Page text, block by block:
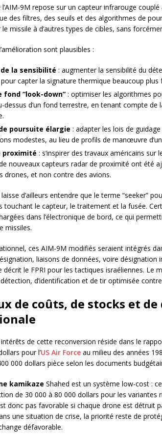
l’AIM-9M repose sur un capteur infrarouge
des filtres, des seuils et des algorithmes de
missile à d’autres types de cibles, sans
sont plausibles :
la sensibilité : augmenter la sensibilité du
capter la signature thermique beaucoup plus
fond “look-down” : optimiser les algorithmes
dessus d’un fond terrestre, en tenant compte
poursuite élargie : adapter les lois de
modestes, au lieu de profils de manœuvre
proximité : s’inspirer des travaux américains sur
nouveaux capteurs radar de proximité ont été
drones, et non contre des avions.
d’ailleurs entendre que le terme “seeker”
touchant le capteur, le traitement et la fusée.
dans l’électronique de bord, ce qui
missiles.
ces AIM-9M modifiés seraient intégrés
liaisons de données, voire désignation
décrit le FPRI pour les tactiques israéliennes. Le
détection, d’identification et de tir optimisée
de coûts, de stocks et
intérêts de cette reconversion réside dans le
pour l’US Air Force au milieu des années
000 dollars pièce selon les documents
kamikaze Shahed est un système low-cost :
de 30 000 à 80 000 dollars pour les variantes
donc pas favorable si chaque drone est détruit
une situation de crise, la priorité reste de
défavorable.